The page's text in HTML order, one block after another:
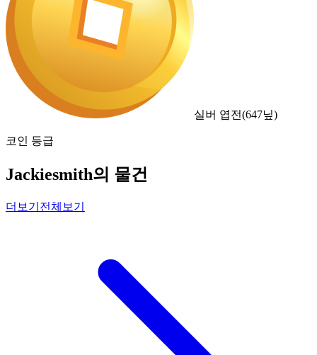
실버 엽전(647닢)
코인 등급
Jackiesmith의 물건
더보기 전체보기